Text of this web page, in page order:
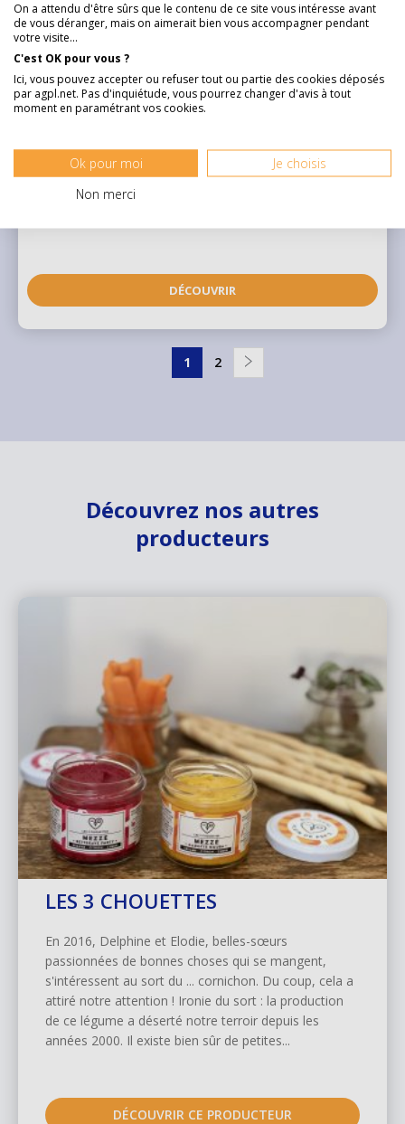
Cancoillotte au Vin Jaune - 220 g
Spécialité incontournable de Franch ...Voir plus
DÉCOUVRIR
Pagination
Page
actuelle
1 Page
2
Page
suivante
Découvrez nos autres
producteurs
LES 3 CHOUETTES
En 2016, Delphine et Elodie, belles-sœurs
passionnées de bonnes choses qui se mangent,
s'intéressent au sort du ... cornichon. Du coup, cela a
attiré notre attention ! Ironie du sort : la production
de ce légume a déserté notre terroir depuis les
années 2000. Il existe bien sûr de petites...
DÉCOUVRIR CE PRODUCTEUR
On a attendu d'être sûrs que le contenu de ce site vous intéresse avant
de vous déranger, mais on aimerait bien vous accompagner pendant
votre visite...
C'est OK pour vous ?
Ici, vous pouvez accepter ou refuser tout ou partie des cookies déposés
par agpl.net. Pas d'inquiétude, vous pourrez changer d'avis à tout
moment en paramétrant vos cookies.
Ok pour moi
Je choisis
Non merci